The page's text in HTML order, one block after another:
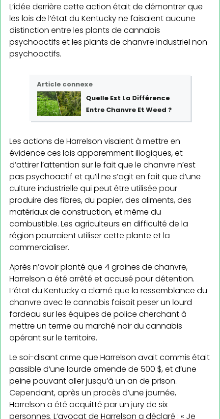
L’idée derrière cette action était de démontrer que
les lois de l’état du Kentucky ne faisaient aucune
distinction entre les plants de cannabis
psychoactifs et les plants de chanvre industriel non
psychoactifs.
Article connexe
Quelle Est La Différence
Entre Chanvre Et Weed ?
Les actions de Harrelson visaient à mettre en
évidence ces lois apparemment illogiques, et
d’attirer l’attention sur le fait que le chanvre n’est
pas psychoactif et qu’il ne s’agit en fait que d’une
culture industrielle qui peut être utilisée pour
produire des fibres, du papier, des aliments, des
matériaux de construction, et même du
combustible. Les agriculteurs en difficulté de la
région pourraient utiliser cette plante et la
commercialiser.
Après n’avoir planté que 4 graines de chanvre,
Harrelson a été arrêté et accusé pour détention.
L’état du Kentucky a clamé que la ressemblance du
chanvre avec le cannabis faisait peser un lourd
fardeau sur les équipes de police cherchant à
mettre un terme au marché noir du cannabis
opérant sur le territoire.
Le soi-disant crime que Harrelson avait commis était
passible d’une lourde amende de 500 $, et d’une
peine pouvant aller jusqu’à un an de prison.
Cependant, après un procès d’une journée,
Harrelson a été acquitté par un jury de six
personnes. L’avocat de Harrelson a déclaré : « Je